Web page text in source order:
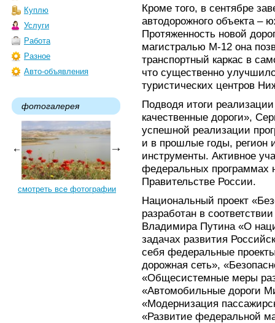
Куплю
Услуги
Работа
Разное
Авто-объявления
фотогалерея
смотреть все фотографии
Кроме того, в сентябре
автодорожного объекта –
Протяженность новой
магистралью М-12 она
транспортный каркас в
что существенно
туристических центров
Подводя итоги
качественные дороги»,
успешной реализации
и в прошлые годы, регион
инструменты. Активное
федеральных программах
Правительстве России.
Национальный проект
разработан в
Владимира Путина «О
задачах развития
себя федеральные
дорожная сеть»,
«Общесистемные меры
«Автомобильные дороги
«Модернизация
«Развитие федеральной